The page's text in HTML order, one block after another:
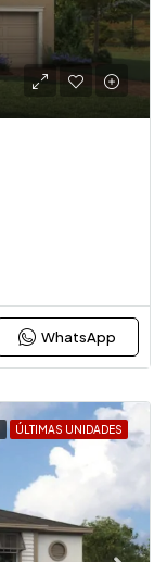
WhatsApp
ÚLTIMAS UNIDADES